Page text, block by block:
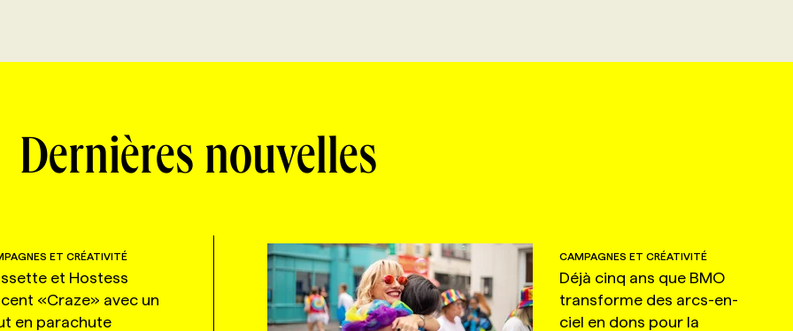
Dernières nouvelles
ET CRÉATIVITÉ
et Hostess
«Craze» avec un
en parachute
CAMPAGNES ET CRÉATIVITÉ
Déjà cinq ans que BMO
transforme des arcs-en-
ciel en dons pour la